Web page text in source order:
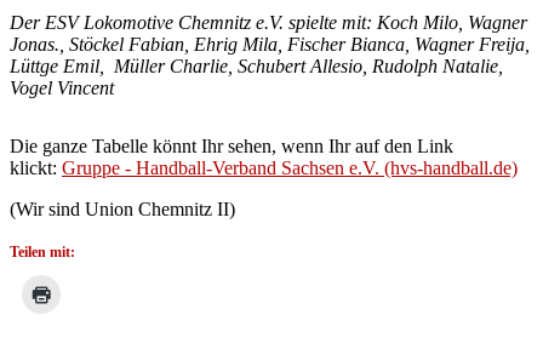
Der ESV Lokomotive Chemnitz e.V. spielte mit: Koch Milo, Wagner
Jonas., Stöckel Fabian, Ehrig Mila, Fischer Bianca, Wagner Freija,
Lüttge Emil, Müller Charlie, Schubert Allesio, Rudolph Natalie,
Vogel Vincent
Die ganze Tabelle könnt Ihr sehen, wenn Ihr auf den Link
klickt: Gruppe - Handball-Verband Sachsen e.V. (hvs-handball.de)
(Wir sind Union Chemnitz II)
Teilen mit: